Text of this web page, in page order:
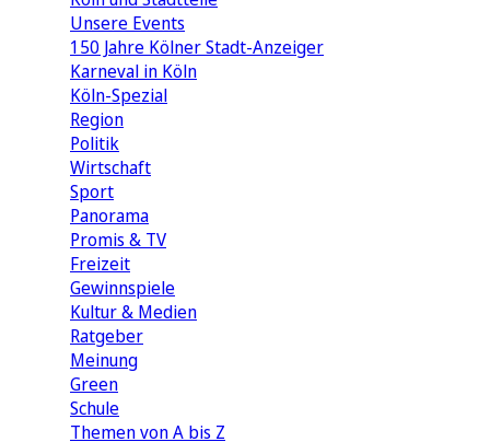
Unsere Events
150 Jahre Kölner Stadt-Anzeiger
Karneval in Köln
Köln-Spezial
Region
Politik
Wirtschaft
Sport
Panorama
Promis & TV
Freizeit
Gewinnspiele
Kultur & Medien
Ratgeber
Meinung
Green
Schule
Themen von A bis Z